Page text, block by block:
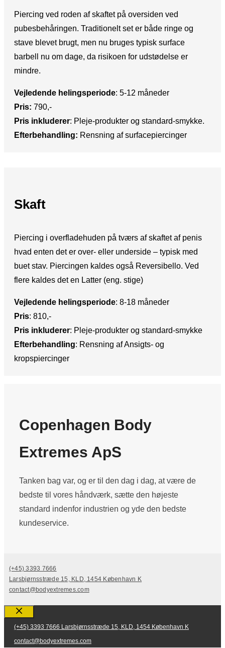
Piercing ved roden af skaftet på oversiden ved
pubesbehåringen. Traditionelt set er både ringe og
stave blevet brugt, men nu bruges typisk surface
barbell nu om dage, da risikoen for udstødelse er
mindre.
Vejledende helingsperiode: ​5-12 måneder
Pris:​ 790,-
Pris inkluderer: ​Pleje-produkter og standard-smykke.
Efterbehandling:​ Rensning af surfacepiercinger
Skaft
Piercing i overfladehuden på tværs af skaftet af penis
hvad enten det er over- eller underside – typisk med
buet stav. Piercingen kaldes også Reversibello. Ved
flere kaldes det en Latter (eng. stige)
Vejledende helingsperiode:​ 8-18 måneder
Pris:​ 810,-
Pris inkluderer:​ Pleje-produkter og standard-smykke
Efterbehandling:​ Rensning af Ansigts- og
kropspiercinger
Copenhagen Body
Extremes ApS
Tanken bag var, og er til den dag i dag, at være de
bedste til vores håndværk, sætte den højeste
standard indenfor industrien og yde den bedste
kundeservice.
(+45) 3393 7666
Larsbjørnsstræde 15, KLD, ​1454 København K
contact@bodyextremes.com
(+45) 3393 7666 Larsbjørnsstræde 15, KLD, 1454 København K
contact@bodyextremes.com